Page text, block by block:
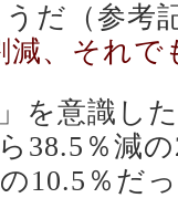
だ（参考
減、それで
を意識し
38.5％減
10.5％だ